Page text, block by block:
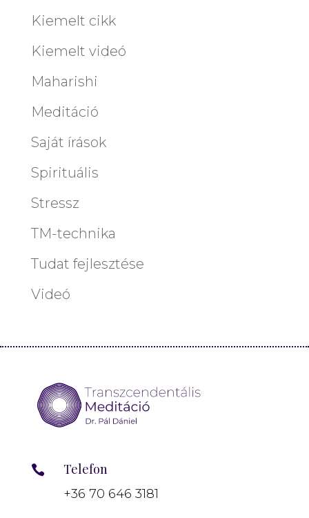
Kiemelt cikk
Kiemelt videó
Maharishi
Meditáció
Saját írások
Spirituális
Stressz
TM-technika
Tudat fejlesztése
Videó
 Telefon
+36 70 646 3181